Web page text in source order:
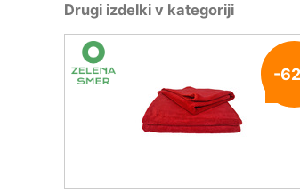
Drugi izdelki v kategoriji
-